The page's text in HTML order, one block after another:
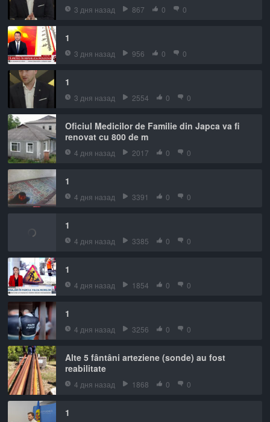
3 дня назад 867 0 0
1
3 дня назад 956 0 0
1
3 дня назад 2554 0 0
Oficiul Medicilor de Familie din Japca va fi
renovat cu 800 de m
4 дня назад 2017 0 0
1
4 дня назад 3391 0 0
1
4 дня назад 3385 0 0
1
4 дня назад 1854 0 0
1
4 дня назад 3256 0 0
Alte 5 fântâni arteziene (sonde) au fost
reabilitate
4 дня назад 1868 0 0
1